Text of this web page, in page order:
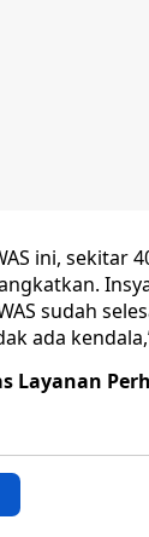
ini, sekitar
sudah
ada
Layanan